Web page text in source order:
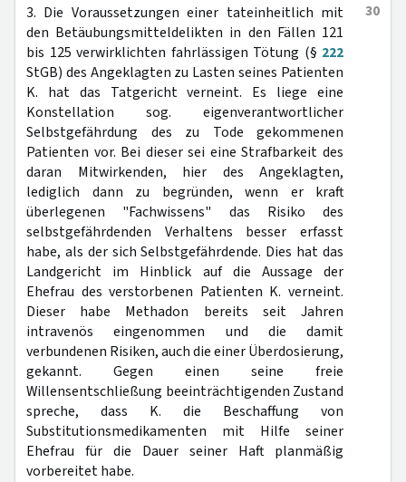
30
3. Die Voraussetzungen einer tateinheitlich mit
den Betäubungsmitteldelikten in den Fällen 121
bis 125 verwirklichten fahrlässigen Tötung (§ 222
StGB) des Angeklagten zu Lasten seines Patienten
K. hat das Tatgericht verneint. Es liege eine
Konstellation sog. eigenverantwortlicher
Selbstgefährdung des zu Tode gekommenen
Patienten vor. Bei dieser sei eine Strafbarkeit des
daran Mitwirkenden, hier des Angeklagten,
lediglich dann zu begründen, wenn er kraft
überlegenen "Fachwissens" das Risiko des
selbstgefährdenden Verhaltens besser erfasst
habe, als der sich Selbstgefährdende. Dies hat das
Landgericht im Hinblick auf die Aussage der
Ehefrau des verstorbenen Patienten K. verneint.
Dieser habe Methadon bereits seit Jahren
intravenös eingenommen und die damit
verbundenen Risiken, auch die einer Überdosierung,
gekannt. Gegen einen seine freie
Willensentschließung beeinträchtigenden Zustand
spreche, dass K. die Beschaffung von
Substitutionsmedikamenten mit Hilfe seiner
Ehefrau für die Dauer seiner Haft planmäßig
vorbereitet habe.